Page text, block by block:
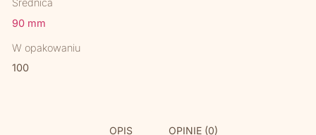
Średnica
90 mm
W opakowaniu
100
OPIS OPINIE (0)